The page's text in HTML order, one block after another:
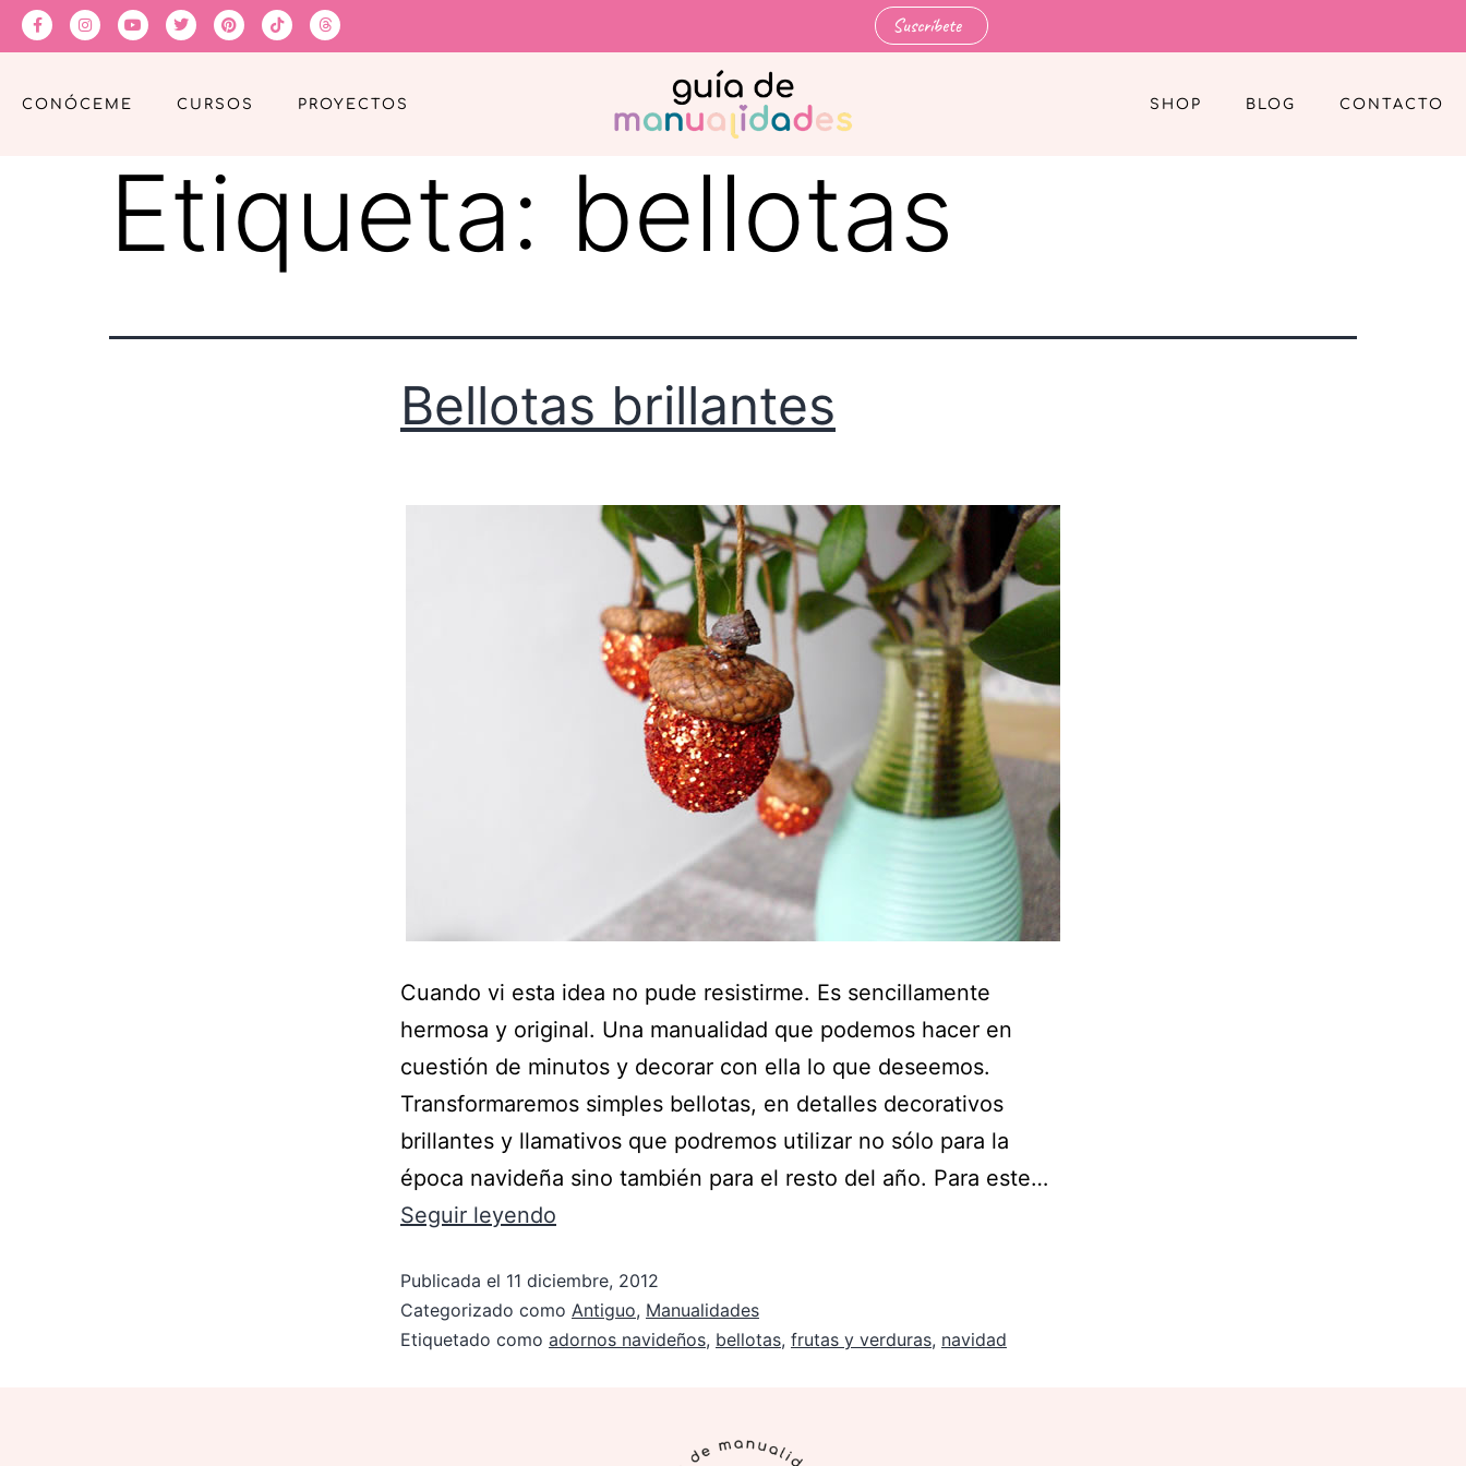
Suscríbete
CONÓCEME CURSOS PROYECTOS SHOP BLOG CONTACTO
Etiqueta: bellotas
Bellotas brillantes
Cuando vi esta idea no pude resistirme. Es sencillamente
hermosa y original. Una manualidad que podemos hacer en
cuestión de minutos y decorar con ella lo que deseemos.
Transformaremos simples bellotas, en detalles decorativos
brillantes y llamativos que podremos utilizar no sólo para la
época navideña sino también para el resto del año. Para este…
Seguir leyendo
Publicada el 11 diciembre, 2012
Categorizado como Antiguo, Manualidades
Etiquetado como adornos navideños, bellotas, frutas y verduras, navidad